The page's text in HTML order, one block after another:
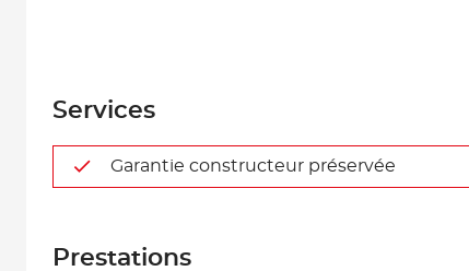
Services
Garantie constructeur préservée
Prestations